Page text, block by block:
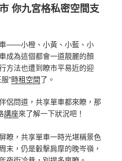
你九宮格私密空間支
——小橙、小黃、小藍、小
為這個都會一道靚麗的顏
方法也遭到瞭市平易近的迎
”時租空間了。
問道，共享單車都來瞭，那
講座來了解一下狀況吧！
，共享單車一時光堪稱景色
末，仍是轂擊肩摩的晚岑嶺，